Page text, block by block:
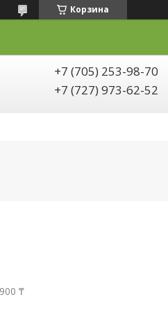
Корзина
+7 (705) 253-98-70
+7 (727) 973-62-52
₸